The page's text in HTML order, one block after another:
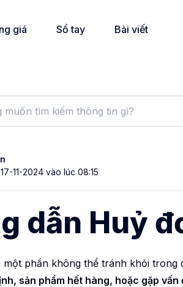
giá Sổ tay Bài viết
11-2024 vào lúc 08:15
dẫn Huỷ
một phần không thể tránh khỏi
sản phẩm hết hàng, hoặc gặp